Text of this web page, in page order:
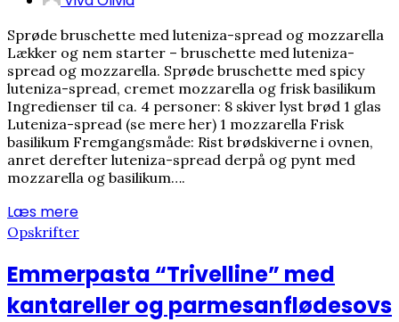
Sprøde bruschette med luteniza-spread og mozzarella
Lækker og nem starter – bruschette med luteniza-
spread og mozzarella. Sprøde bruschette med spicy
luteniza-spread, cremet mozzarella og frisk basilikum
Ingredienser til ca. 4 personer: 8 skiver lyst brød 1 glas
Luteniza-spread (se mere her) 1 mozzarella Frisk
basilikum Fremgangsmåde: Rist brødskiverne i ovnen,
anret derefter luteniza-spread derpå og pynt med
mozzarella og basilikum….
Læs mere
Opskrifter
Emmerpasta “Trivelline” med
kantareller og parmesanflødesovs